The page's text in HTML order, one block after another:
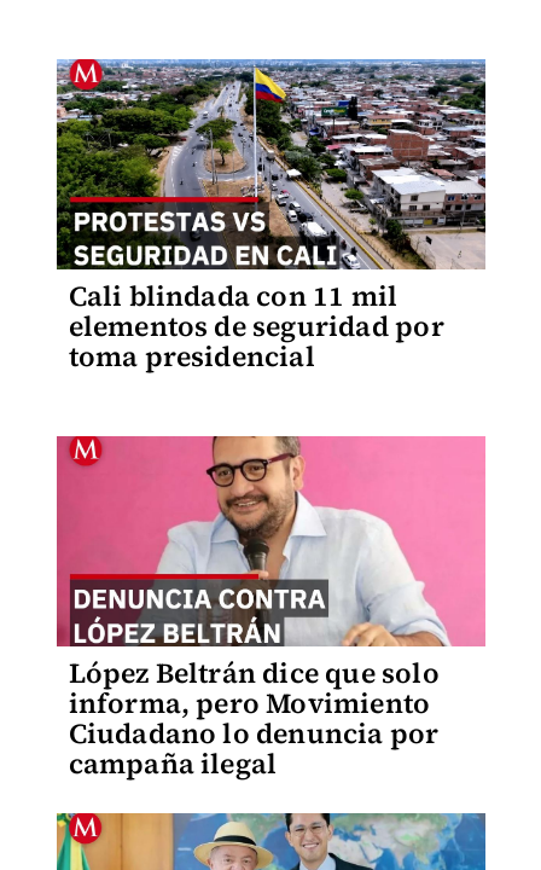
Cali blindada con 11 mil
elementos de seguridad por
toma presidencial
López Beltrán dice que solo
informa, pero Movimiento
Ciudadano lo denuncia por
campaña ilegal